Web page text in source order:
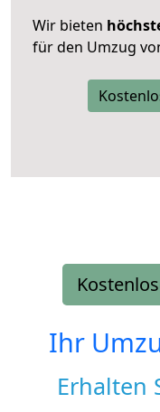
Wir bieten
für den Umzug
Ihr
Erhalten